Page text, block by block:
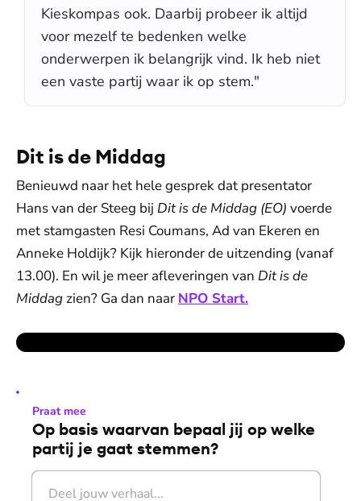
Kieskompas ook. Daarbij probeer ik altijd
voor mezelf te bedenken welke
onderwerpen ik belangrijk vind. Ik heb niet
een vaste partij waar ik op stem."
Dit is de Middag
Benieuwd naar het hele gesprek dat presentator
Hans van der Steeg bij Dit is de Middag (EO) voerde
met stamgasten Resi Coumans, Ad van Ekeren en
Anneke Holdijk? Kijk hieronder de uitzending (vanaf
13.00). En wil je meer afleveringen van Dit is de
Middag zien? Ga dan naar NPO Start.
Praat mee
Op basis waarvan bepaal jij op welke
partij je gaat stemmen?